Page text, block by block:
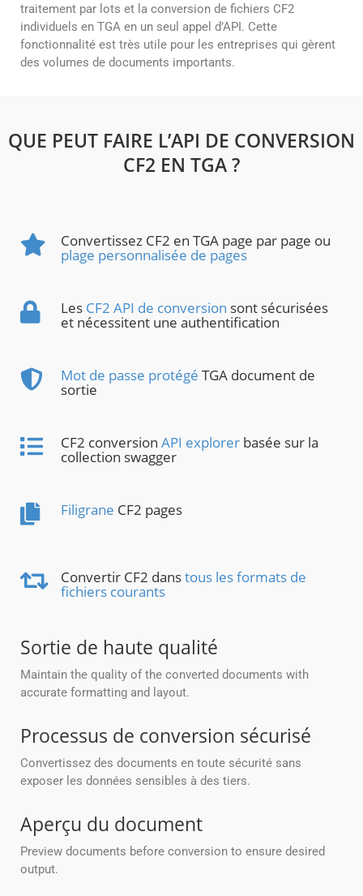
traitement par lots et la conversion de fichiers CF2
individuels en TGA en un seul appel d’API. Cette
fonctionnalité est très utile pour les entreprises qui gèrent
des volumes de documents importants.
QUE PEUT FAIRE L’API DE CONVERSION
CF2 EN TGA ?
Convertissez CF2 en TGA page par page ou
plage personnalisée de pages
Les CF2 API de conversion sont sécurisées
et nécessitent une authentification
Mot de passe protégé TGA document de
sortie
CF2 conversion API explorer basée sur la
collection swagger
Filigrane CF2 pages
Convertir CF2 danstous les formats de
fichiers courants
Sortie de haute qualité
Maintain the quality of the converted documents with
accurate formatting and layout.
Processus de conversion sécurisé
Convertissez des documents en toute sécurité sans
exposer les données sensibles à des tiers.
Aperçu du document
Preview documents before conversion to ensure desired
output.